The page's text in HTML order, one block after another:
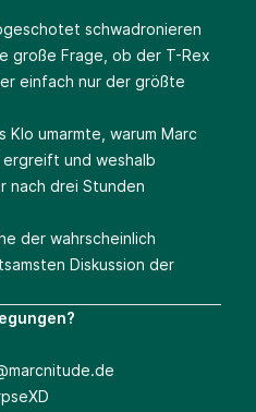
schwadronieren
große Frage, ob der T-Rex
einfach nur der größte
Klo umarmte, warum Marc
und weshalb
nach drei Stunden
der wahrscheinlich
Diskussion der